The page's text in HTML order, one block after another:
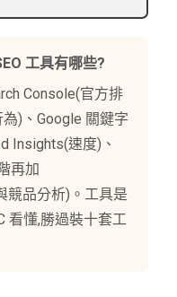
工具有哪些?
Console(官方排
)、Google 關鍵字
Insights(速度)、
再加
競品分析)。工具是
看懂,勝過裝十套工